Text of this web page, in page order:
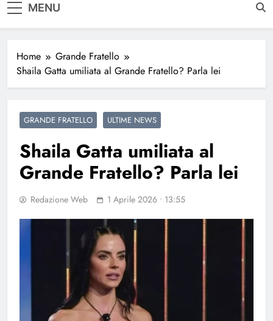
MENU
Home
Grande Fratello
Shaila Gatta umiliata al Grande Fratello? Parla lei
GRANDE FRATELLO ULTIME NEWS
Shaila Gatta umiliata al
Grande Fratello? Parla lei
Redazione Web 1 Aprile 2026 • 13:55